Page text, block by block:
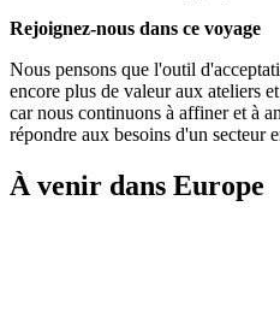
Rejoignez-nous dans ce voyage
Nous pensons que l'outil
encore plus de valeur aux ateliers
car nous continuons à affiner et à
répondre aux besoins d'un secteur
À venir dans Europe